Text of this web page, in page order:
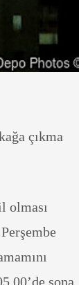
çıkma
olması
sona